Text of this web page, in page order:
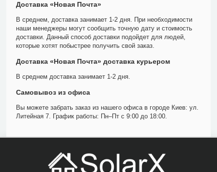
Доставка «Новая Почта»
В среднем, доставка занимает 1-2 дня. При необходимости
наши менеджеры могут сообщить точную дату и стоимость
доставки. Данный способ доставки подойдет для людей,
которые хотят побыстрее получить свой заказ.
Доставка «Новая Почта» доставка курьером
В среднем доставка занимает 1-2 дня.
Самовывоз из офиса
Вы можете забрать заказ из нашего офиса в городе Киев: ул.
Литейная 7. График работы: Пн–Пт с 9:00 до 18:00.